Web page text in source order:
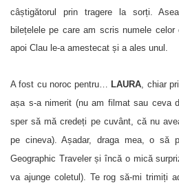
câștigătorul prin tragere la sorți.
bilețelele pe care am scris numele celor
apoi Clau le-a amestecat și a ales unul.
A fost cu noroc pentru…LAURA , chiar
așa s-a nimerit (nu am filmat sau ceva
sper să mă credeți pe cuvânt, că nu
pe cineva). Așadar, draga mea, o să
Geographic Traveler și încă o mică
va ajunge coletul). Te rog să-mi trimiți